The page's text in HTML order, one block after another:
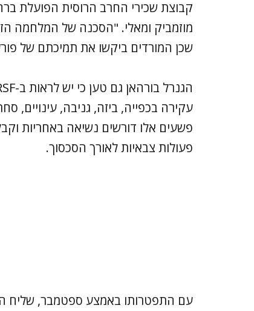
קבוצת שכירי החרב הרוסית הפועלת
מוזמביק ומאלי. "הסכנה של המלחמה
שכן המורדים ביקשו את תמיכתם של
עקירה בכפייה, ביזה, גניבה, עינויים,
פשעים אלו דורשים נשיאה באחריות
פעולות צבאיות לאורך הסכסוך.
עם התפטרותו באמצע ספטמבר, שליח